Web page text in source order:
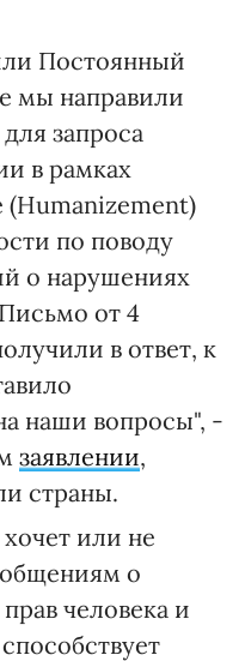
Постоянный
мы направили
запроса
в рамках
по поводу
о нарушениях
от 4
в ответ, к
наши вопросы", -
заявлении,
страны.
или не
о
человека и